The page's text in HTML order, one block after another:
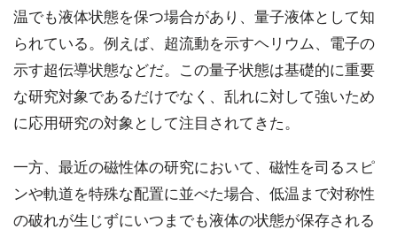
温でも液体状態を保つ場合があり、量子液体として知
られている。例えば、超流動を示すヘリウム、電子の
示す超伝導状態などだ。この量子状態は基礎的に重要
な研究対象であるだけでなく、乱れに対して強いため
に応用研究の対象として注目されてきた。
一方、最近の磁性体の研究において、磁性を司るスピ
ンや軌道を特殊な配置に並べた場合、低温まで対称性
の破れが生じずにいつまでも液体の状態が保存される